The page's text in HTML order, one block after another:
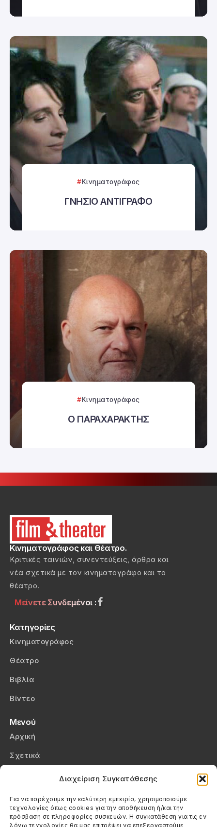
Διαχείριση Συγκατάθεσης
Για να παρέχουμε την καλύτερη εμπειρία, χρησιμοποιούμε
τεχνολογίες όπως cookies για την αποθήκευση ή/και την
πρόσβαση σε πληροφορίες συσκευών. Η συγκατάθεση για τις εν
λόγω τεχνολογίες θα μας επιτρέψει να επεξεργαστούμε
Κινηματογράφος
ΓΝΗΣΙΟ ΑΝΤΙΓΡΑΦΟ
Κινηματογράφος
Ο ΠΑΡΑΧΑΡΑΚΤΗΣ
Κινηματογράφος και Θέατρο.
Κριτικές ταινιών, συνεντεύξεις, άρθρα και
νέα σχετικά με τον κινηματογράφο και το
θέατρο.
Μείνετε Συνδεμένοι :
Κατηγορίες
Κινηματογράφος
Θέατρο
Βιβλία
Βίντεο
Μενού
Αρχική
Σχετικά
Πολιτική Cookies (ΕΕ)